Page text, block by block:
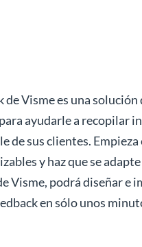
Visme es una solución
ayudarle a recopilar
de sus clientes.
y haz que se
Visme, podrá diseñar e
en sólo unos